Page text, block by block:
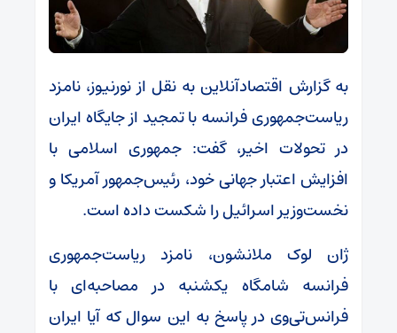
به گزارش اقتصادآنلاین به نقل از نورنیوز، نامزد
ریاست‌جمهوری فرانسه با تمجید از جایگاه ایران
در تحولات اخیر، گفت: جمهوری اسلامی با
افزایش اعتبار جهانی خود، رئیس‌جمهور آمریکا و
نخست‌وزیر اسرائیل را شکست داده است.
ژان لوک ملانشون، نامزد ریاست‌جمهوری
فرانسه شامگاه یکشنبه در مصاحبه‌ای با
فرانس‌تی‌وی در پاسخ به این سوال که آیا ایران